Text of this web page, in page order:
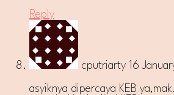
Reply
cputriarty 16
asyiknya dipercaya KEB